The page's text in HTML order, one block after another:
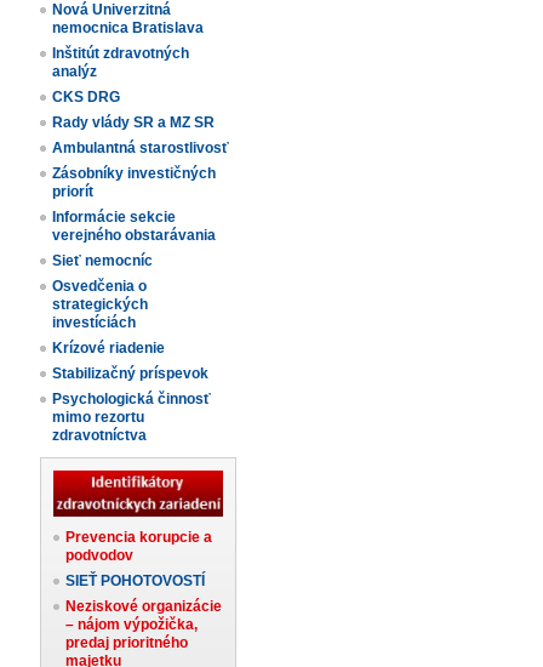
Nová Univerzitná
nemocnica Bratislava
Inštitút zdravotných
analýz
CKS DRG
Rady vlády SR a MZ SR
Ambulantná starostlivosť
Zásobníky investičných
priorít
Informácie sekcie
verejného obstarávania
Sieť nemocníc
Osvedčenia o
strategických
investíciách
Krízové riadenie
Stabilizačný príspevok
Psychologická činnosť
mimo rezortu
zdravotníctva
Prevencia korupcie a
podvodov
SIEŤ POHOTOVOSTÍ
Neziskové organizácie
– nájom výpožička,
predaj prioritného
majetku